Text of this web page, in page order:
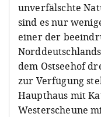
unverfälschte
sind es nur
einer der
dem Ostseehof
zur Verfügung
Haupthaus mit
Westerscheune